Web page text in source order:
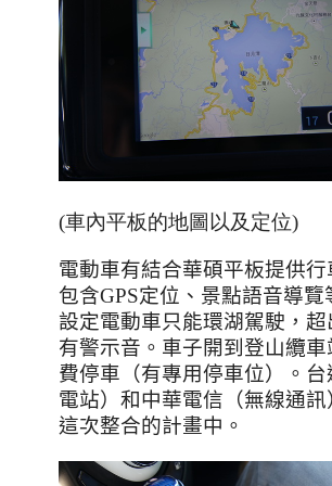
(車內平板的地圖以及定位)
電動車有結合華碩平板提供行
包含GPS定位、景點語音導覽
設定電動車只能環湖駕駛，超
有警示音。車子開到登山纜車
費停車（有專用停車位）。台
電站）和中華電信（無線通訊
這次整合的計畫中。